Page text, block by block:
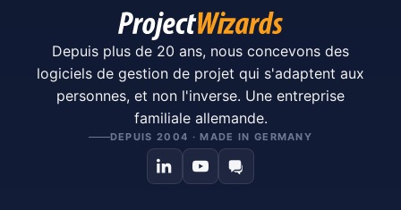
Depuis plus de 20 ans, nous concevons des
logiciels de gestion de projet qui s'adaptent aux
personnes, et non l'inverse. Une entreprise
familiale allemande.
DEPUIS 2004 · MADE IN GERMANY